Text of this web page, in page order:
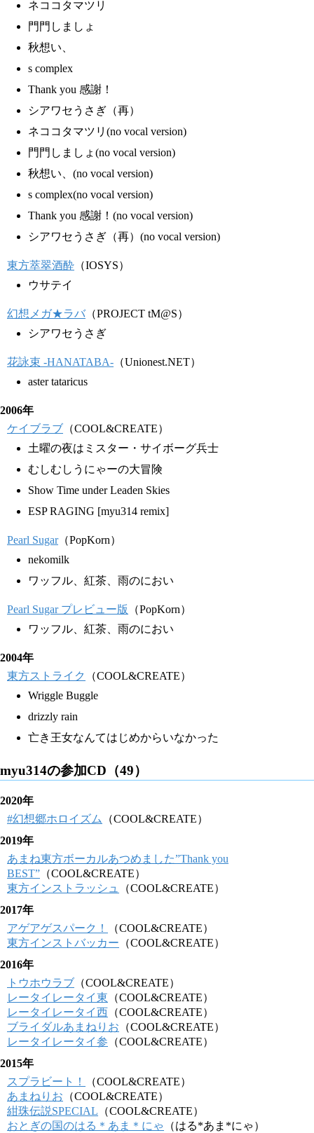
ネココタマツリ
門門しましょ
秋想い、
s complex
Thank you 感謝！
シアワセうさぎ（再）
ネココタマツリ(no vocal version)
門門しましょ(no vocal version)
秋想い、(no vocal version)
s complex(no vocal version)
Thank you 感謝！(no vocal version)
シアワセうさぎ（再）(no vocal version)
東方萃翠酒酔 （IOSYS）
ウサテイ
幻想メガ★ラバ（PROJECT tM@S）
シアワセうさぎ
花詠束 -HANATABA- （Unionest.NET）
aster tataricus
2006年
ケイブラブ （COOL&CREATE）
土曜の夜はミスター・サイボーグ兵士
むしむしうにゃーの大冒険
Show Time under Leaden Skies
ESP RAGING [myu314 remix]
Pearl Sugar（PopKorn）
nekomilk
ワッフル、紅茶、雨のにおい
Pearl Sugar プレビュー版
（PopKorn）
ワッフル、紅茶、雨のにおい
2004年
東方ストライク
（COOL&CREATE）
Wriggle Buggle
drizzly rain
亡き王女なんてはじめからいなかった
myu314の参加CD（49）
2020年
#幻想郷ホロイズム
（COOL&CREATE）
2019年
あまね東方ボーカルあつめました”Thank you
BEST” （COOL&CREATE）
東方インストラッシュ
（COOL&CREATE）
2017年
アゲアゲスパーク！
（COOL&CREATE）
東方インストバッカー （COOL&CREATE）
2016年
トウホウラブ （COOL&CREATE）
レータイレータイ東 （COOL&CREATE）
レータイレータイ西 （COOL&CREATE）
ブライダルあまねりお （COOL&CREATE）
レータイレータイ参 （COOL&CREATE）
2015年
スプラビート！
（COOL&CREATE）
あまねりお （COOL&CREATE）
紺珠伝説SPECIAL （COOL&CREATE）
おとぎの国のはる＊あま＊にゃ
（はる*あま*にゃ）